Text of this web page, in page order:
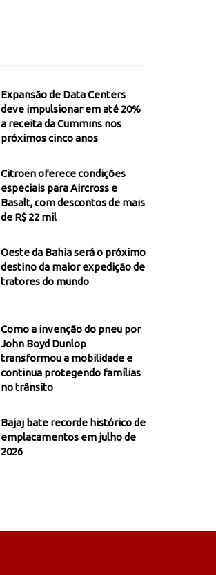
Expansão de Data Centers
deve impulsionar em até 20%
a receita da Cummins nos
próximos cinco anos
Citroën oferece condições
especiais para Aircross e
Basalt, com descontos de mais
de R$ 22 mil
Oeste da Bahia será o próximo
destino da maior expedição de
tratores do mundo
Como a invenção do pneu por
John Boyd Dunlop
transformou a mobilidade e
continua protegendo famílias
no trânsito
Bajaj bate recorde histórico de
emplacamentos em julho de
2026